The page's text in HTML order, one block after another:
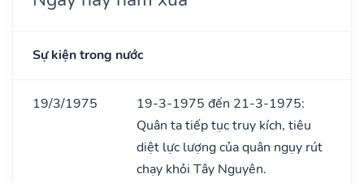
Sự kiện trong nước
19/3/1975
19-3-1975 đến 21-3-1975:
Quân ta tiếp tục truy kích, tiêu
diệt lực lượng của quân ngụy rút
chạy khỏi Tây Nguyên.